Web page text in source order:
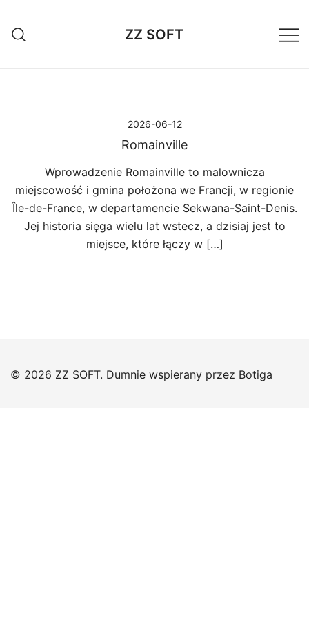
treści
ZZ SOFT
2026-06-12
Romainville
Wprowadzenie Romainville to malownicza
miejscowość i gmina położona we Francji, w regionie
Île-de-France, w departamencie Sekwana-Saint-Denis.
Jej historia sięga wielu lat wstecz, a dzisiaj jest to
miejsce, które łączy w […]
© 2026 ZZ SOFT. Dumnie wspierany przez Botiga